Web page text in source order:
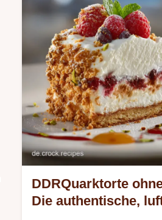
DDRQuarktorte
Die authentische,